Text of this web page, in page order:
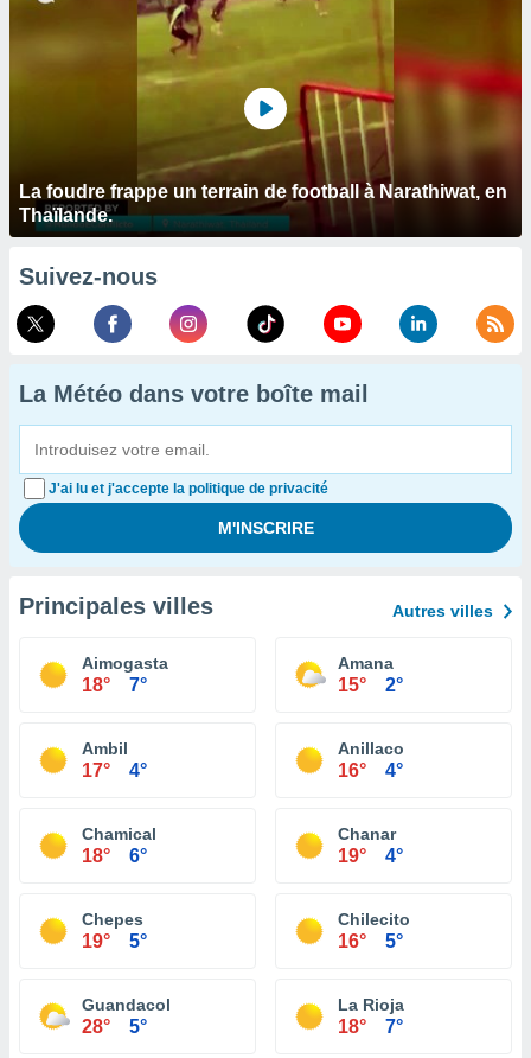
La foudre frappe un terrain de football à Narathiwat, en
Thaïlande.
Suivez-nous
La Météo dans votre boîte mail
J'ai lu et j'accepte la politique de privacité
Principales villes Autres villes
Aimogasta
18° 7°
Amana
15° 2°
Ambil
17° 4°
Anillaco
16° 4°
Chamical
18° 6°
Chanar
19° 4°
Chepes
19° 5°
Chilecito
16° 5°
Guandacol
28° 5°
La Rioja
18° 7°